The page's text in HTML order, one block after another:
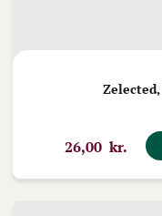
Zelected,
26,00 kr.